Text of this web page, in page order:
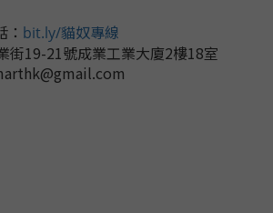
： bit.ly/貓奴專線
街19-21號成業工業大廈2樓18室